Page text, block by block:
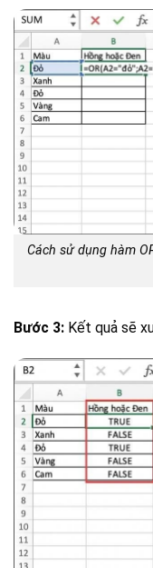
Cách sử dụng hàm
Bước 3: Kết quả sẽ